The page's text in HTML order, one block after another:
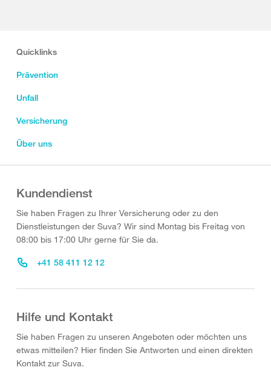
Quicklinks
Prävention
Unfall
Versicherung
Über uns
Kundendienst
Sie haben Fragen zu Ihrer Versicherung oder zu den
Dienstleistungen der Suva? Wir sind Montag bis Freitag von
08:00 bis 17:00 Uhr gerne für Sie da.
+41 58 411 12 12
Hilfe und Kontakt
Sie haben Fragen zu unseren Angeboten oder möchten uns
etwas mitteilen? Hier finden Sie Antworten und einen direkten
Kontakt zur Suva.